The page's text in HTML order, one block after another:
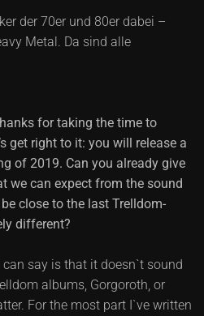
der 70er und 80er dabei –
Metal. Da sind alle
for taking the time to
get right to it: you will release a
of 2019. Can you already give
we can expect from the sound
close to the last Trelldom-
different?
say is that it doesn`t sound
albums, Gorgoroth, or
For the most part I`ve written